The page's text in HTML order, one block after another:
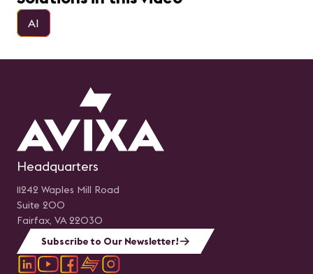
AI
Headquarters
11242 Waples Mill Road
Suite 200
Fairfax, VA 22030
Subscribe to Our Newsletter!